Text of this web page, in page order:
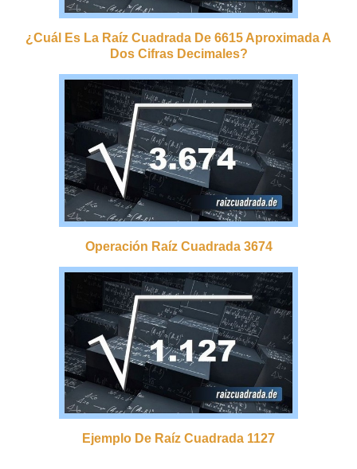
¿cuál Es La Raíz Cuadrada De 6615 Aproximada A
Dos Cifras Decimales?
Operación Raíz Cuadrada 3674
Ejemplo De Raíz Cuadrada 1127